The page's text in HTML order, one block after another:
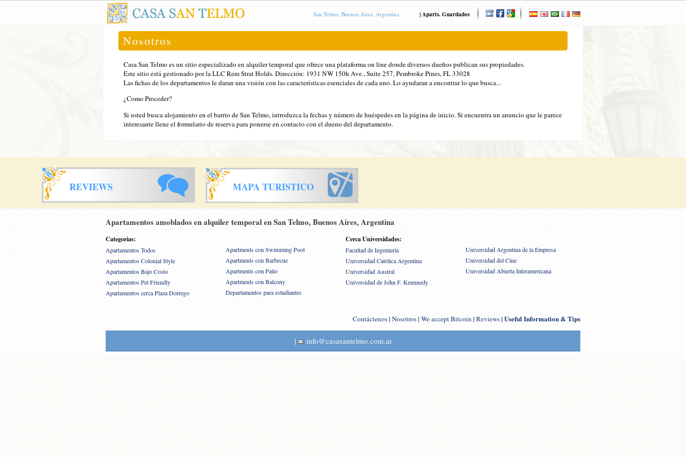
|Aparts. Guardados
San Telmo, Buenos Aires, Argentina
Nosotros
Casa San Telmo es un sitio especializado en alquiler temporal que ofrece una plataforma on line donde diversos dueños publican sus propiedades.
Este sitio está gestionado por la LLC Rem Strat Holds. Dirección: 1931 NW 150h Ave., Suite 257, Pembroke Pines, FL 33028
Las fichas de los departamentos le daran una visión con las características esenciales de cada uno. Lo ayudaran a encontrar lo que busca...
¿Como Proceder?
Si usted busca alojamiento en el barrio de San Telmo, introduzca la fechas y número de huéspedes en la página de inicio. Si encuentra un anuncio que le parece
interesante llene el formulario de reserva para ponerse en contacto con el dueno del departamento.
REVIEWS MAPA TURISTICO
Apartamentos amoblados en alquiler temporal en San Telmo, Buenos Aires, Argentina
Categorias:
Apartamentos Todos
Apartamentos Colonial Style
Apartamentos Bajo Costo
Apartamentos Pet Friendly
Apartamentos cerca Plaza Dorrego
Apartments con Swimming Pool
Apartments con Barbecue
Apartments con Patio
Apartments con Balcony
Departamentos para estudiantes
Cerca Universidades:
Facultad de Ingenieria
Universidad Católica Argentina
Universidad Austral
Universidad de John F. Kennnedy
Universidad Argentina de la Empresa
Universidad del Cine
Universidad Abierta Interamericana
Contáctenos| Nosotros| We accept Bitcoin | Reviews| Useful Information & Tips
| info@casasantelmo.com.ar